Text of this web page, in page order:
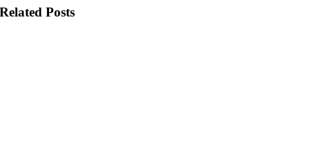
Related Posts